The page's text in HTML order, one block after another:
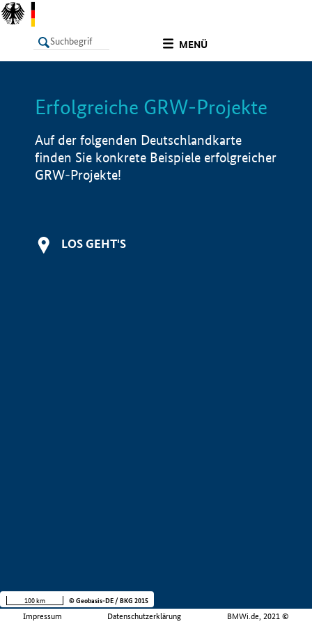
MENÜ
LISTE Info
Erfolgreiche GRW-Projekte
Auf der folgenden Deutschlandkarte
finden Sie konkrete Beispiele erfolgreicher
GRW-Projekte!
LOS GEHT'S
Impressum Datenschutzerklärung BMWi.de, 2021 ©
100 km © Geobasis-DE / BKG 2015